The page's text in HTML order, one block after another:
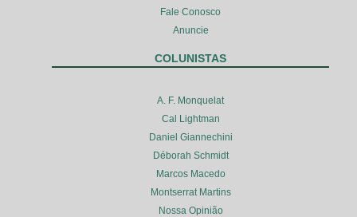
Fale Conosco
Anuncie
COLUNISTAS
A. F. Monquelat
Cal Lightman
Daniel Giannechini
Déborah Schmidt
Marcos Macedo
Montserrat Martins
Nossa Opinião